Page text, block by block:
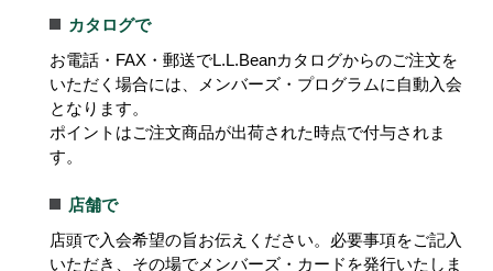
カタログで
お電話・FAX・郵送でL.L.Beanカタログからのご注文を
いただく場合には、メンバーズ・プログラムに自動入会
となります。
ポイントはご注文商品が出荷された時点で付与されま
す。
店舗で
店頭で入会希望の旨お伝えください。必要事項をご記入
いただき、その場でメンバーズ・カードを発行いたしま